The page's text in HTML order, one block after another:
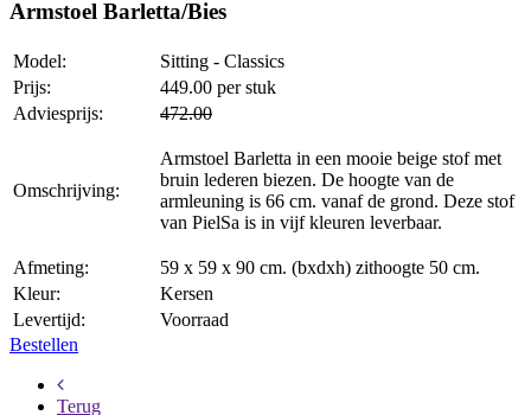
Armstoel Barletta/Bies
Model:
Sitting - Classics
Prijs:
449.00 per stuk
Adviesprijs:
472.00
Omschrijving:
Armstoel Barletta in een mooie beige stof met
bruin lederen biezen. De hoogte van de
armleuning is 66 cm. vanaf de grond. Deze stof
van PielSa is in vijf kleuren leverbaar.
Afmeting:
59 x 59 x 90 cm. (bxdxh) zithoogte 50 cm.
Kleur:
Kersen
Levertijd:
Voorraad
Bestellen
Terug